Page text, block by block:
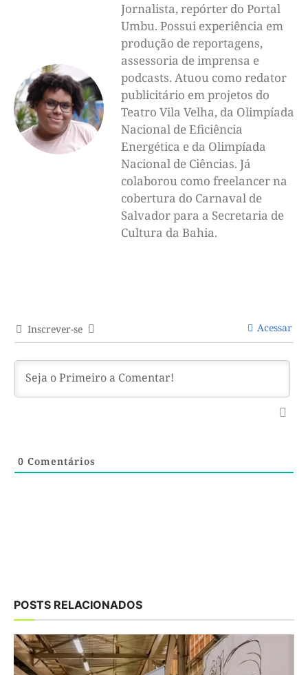
Jornalista, repórter do Portal
Umbu. Possui experiência em
produção de reportagens,
assessoria de imprensa e
podcasts. Atuou como redator
publicitário em projetos do
Teatro Vila Velha, da Olimpíada
Nacional de Eficiência
Energética e da Olimpíada
Nacional de Ciências. Já
colaborou como freelancer na
cobertura do Carnaval de
Salvador para a Secretaria de
Cultura da Bahia.
Inscrever-se Acessar
0 Comentários
POSTS RELACIONADOS